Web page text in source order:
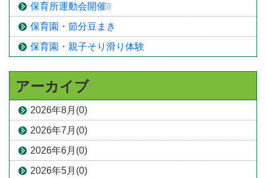
保育所運動会開催❕❕
保育園・節分豆まき
保育園・親子そり滑り体験
アーカイブ
2026年8月(0)
2026年7月(0)
2026年6月(0)
2026年5月(0)